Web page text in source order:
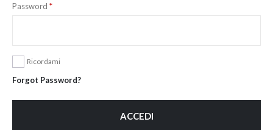
Password *
Ricordami
Forgot Password?
ACCEDI